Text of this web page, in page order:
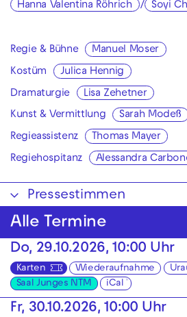
Hanna Valentina Röhrich / Soyi
Regie & Bühne Manuel Moser
Kostüm Julica Hennig
Dramaturgie Lisa Zehetner
Kunst & Vermittlung Sarah Modeß
Regieassistenz Thomas Mayer
Regiehospitanz Alessandra
Pressestimmen
Alle Termine
Do, 29.10.2026, 10:00 Uhr
Karten Wiederaufnahme
Saal Junges NTM
iCal
Fr, 30.10.2026, 10:00 Uhr